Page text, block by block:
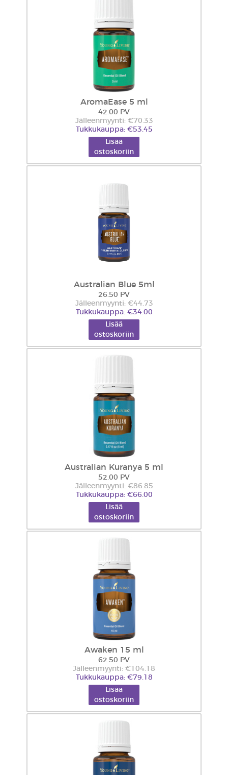
AromaEase 5 ml
42.00 PV
Jälleenmyynti: €70.33
Tukkukauppa: €53.45
Lisää
ostoskoriin
Australian Blue 5ml
26.50 PV
Jälleenmyynti: €44.73
Tukkukauppa: €34.00
Lisää
ostoskoriin
Australian Kuranya 5 ml
52.00 PV
Jälleenmyynti: €86.85
Tukkukauppa: €66.00
Lisää
ostoskoriin
Awaken 15 ml
62.50 PV
Jälleenmyynti: €104.18
Tukkukauppa: €79.18
Lisää
ostoskoriin